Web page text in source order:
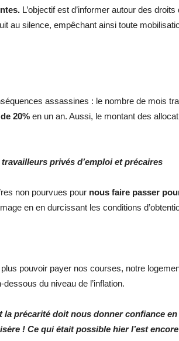
L’objectif est d’informer autour des
au silence, empêchant ainsi toute
assassines : le nombre de mois
20% en un an. Aussi, le montant des
privés d’emploi et précaires
non pourvues pour nous faire passer
en en durcissant les conditions
pouvoir payer nos courses, notre
du niveau de l’inflation.
précarité doit nous donner confiance
! Ce qui était possible hier l’est